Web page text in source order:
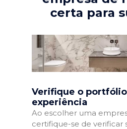
certa para
Verifique o
experiência
Ao escolher uma
certifique-se de verificar